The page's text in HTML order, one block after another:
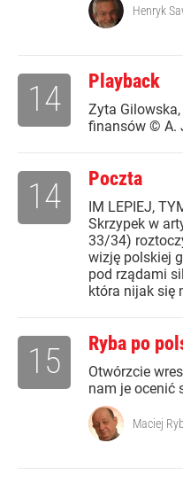
Henryk
Playback
Zyta
finansów © A.
14
Poczta
IM LEPIEJ,
Skrzypek w
33/34)
wizję polskiej
pod rządami
która nijak się
14
Ryba po
Otwórzcie
nam je ocenić
15
Maciej